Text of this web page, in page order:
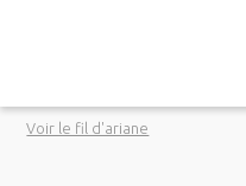
Voir le fil d'ariane